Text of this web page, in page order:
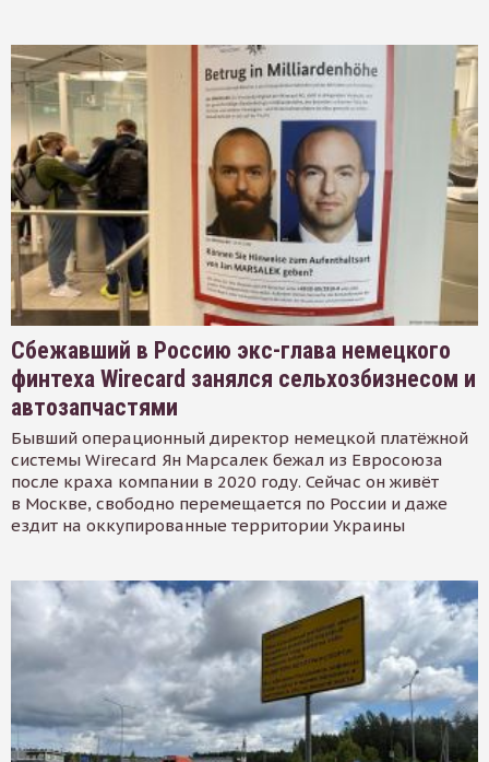
Сбежавший в Россию экс-глава немецкого
финтеха Wirecard занялся сельхозбизнесом и
автозапчастями
Бывший операционный директор немецкой платёжной
системы Wirecard Ян Марсалек бежал из Евросоюза
после краха компании в 2020 году. Сейчас он живёт
в Москве, свободно перемещается по России и даже
ездит на оккупированные территории Украины